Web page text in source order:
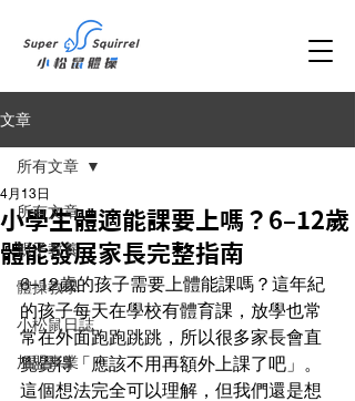
文章
所有文章
親子教養
體操教學
小松鼠日誌
加盟事業
所有文章
小學生體適能課要上嗎？6–12歲
體能發展家長完整指南
4月13日
6–12歲的孩子需要上體能課嗎？這年紀
的孩子每天在學校有體育課，放學也常
常在外面跑跑跳跳，所以很多家長會直
覺覺得「應該不用再額外上課了吧」。
這個想法完全可以理解，但我們還是想